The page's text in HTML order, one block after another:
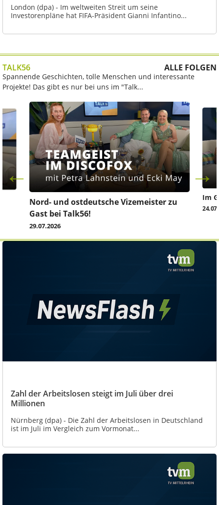
London (dpa) - Im weltweiten Streit um seine
Investorenpläne hat FIFA-Präsident Gianni Infantino...
TALK56 ALLE FOLGEN
Spannende Geschichten, tolle Menschen und interessante
Projekte! Das gibt es nur bei uns im "Talk...
Nord- und ostdeutsche Vizemeister zu
Gast bei Talk56!
29.07.2026
Im
Zahl der Arbeitslosen steigt im Juli über drei
Millionen
Nürnberg (dpa) - Die Zahl der Arbeitslosen in Deutschland
ist im Juli im Vergleich zum Vormonat...